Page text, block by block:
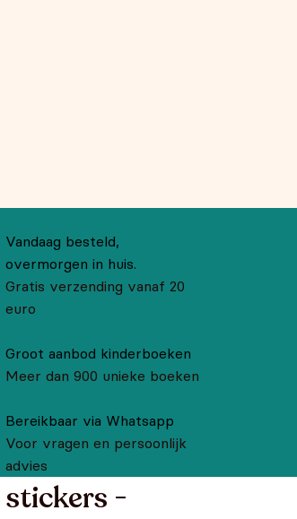
Vandaag besteld,
overmorgen in huis.
Gratis verzending vanaf 20
euro
Groot aanbod kinderboeken
Meer dan 900 unieke boeken
Bereikbaar via Whatsapp
Voor vragen en persoonlijk
advies
-